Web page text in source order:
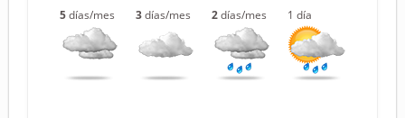
5días/mes 3días/mes 2días/mes 1 día